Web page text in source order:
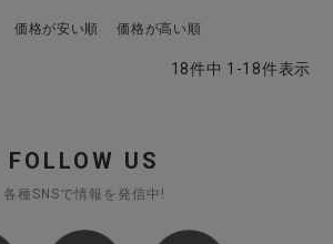
価格が安い順 価格が高い順
18件中 1 -18件表示
FOLLOW US
各種SNSで情報を発信中!